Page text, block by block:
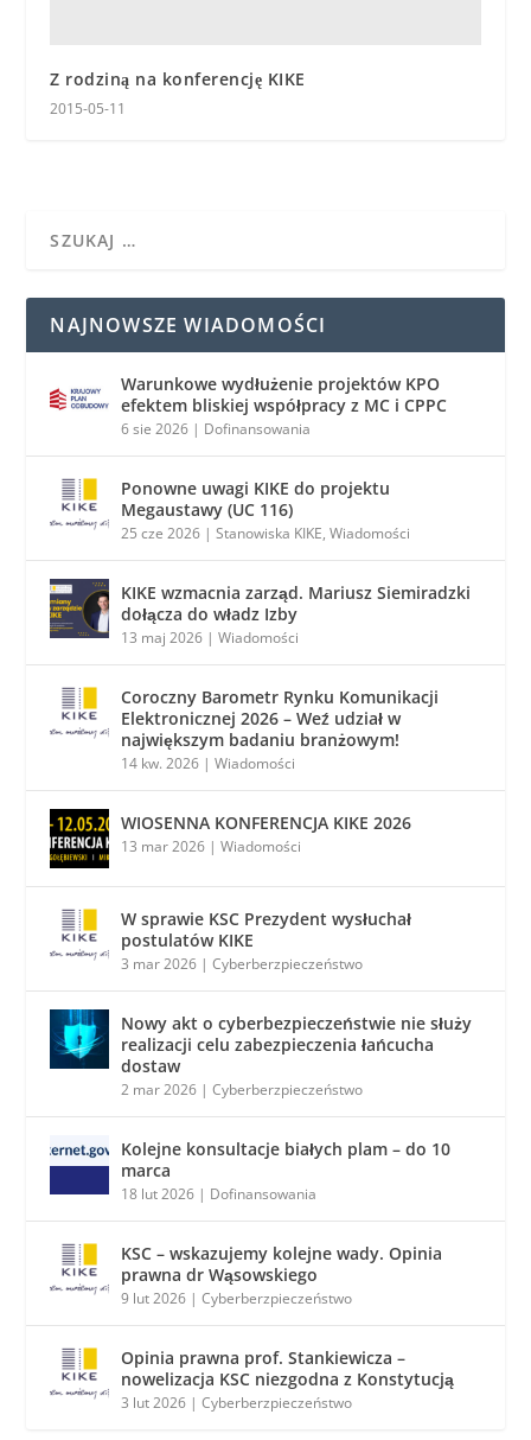
Z rodziną na konferencję KIKE
2015-05-11
NAJNOWSZE WIADOMOŚCI
Warunkowe wydłużenie projektów KPO
efektem bliskiej współpracy z MC i CPPC
6 sie 2026 | Dofinansowania
Ponowne uwagi KIKE do projektu
Megaustawy (UC 116)
25 cze 2026 |Stanowiska KIKE,Wiadomości
KIKE wzmacnia zarząd. Mariusz Siemiradzki
dołącza do władz Izby
13 maj 2026 |Wiadomości
Coroczny Barometr Rynku Komunikacji
Elektronicznej 2026 – Weź udział w
największym badaniu branżowym!
14 kw. 2026 |Wiadomości
WIOSENNA KONFERENCJA KIKE 2026
13 mar 2026 |Wiadomości
W sprawie KSC Prezydent wysłuchał
postulatów KIKE
3 mar 2026 |Cyberberzpieczeństwo
Nowy akt o cyberbezpieczeństwie nie służy
realizacji celu zabezpieczenia łańcucha
dostaw
2 mar 2026 |Cyberberzpieczeństwo
Kolejne konsultacje białych plam – do 10
marca
18 lut 2026 | Dofinansowania
KSC – wskazujemy kolejne wady. Opinia
prawna dr Wąsowskiego
9 lut 2026 |Cyberberzpieczeństwo
Opinia prawna prof. Stankiewicza –
nowelizacja KSC niezgodna z Konstytucją
3 lut 2026 |Cyberberzpieczeństwo